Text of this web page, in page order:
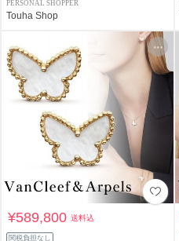
PERSONAL SHOPPER
Touha Shop
¥589,800送料込
関税負担なし